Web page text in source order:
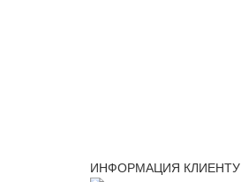
ИНФОРМАЦИЯ КЛИЕНТУ